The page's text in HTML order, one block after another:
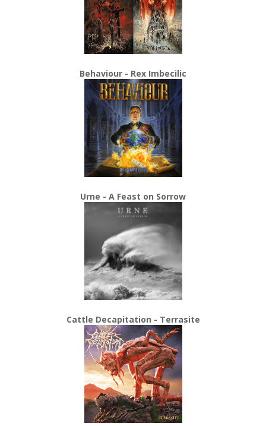
Behaviour - Rex Imbecilic
Urne - A Feast on Sorrow
Cattle Decapitation - Terrasite